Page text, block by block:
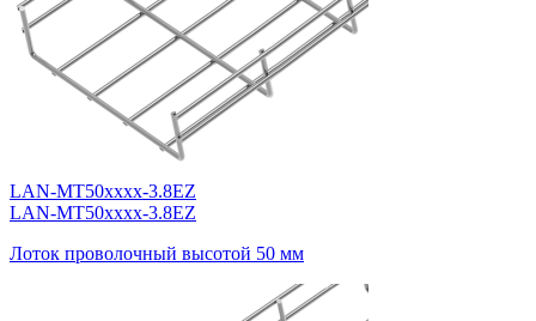
LAN-MT50xxxx-3.8EZ
LAN-MT50xxxx-3.8EZ
Лоток проволочный высотой 50 мм